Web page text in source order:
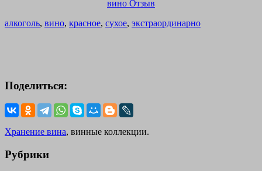
алкоголь, вино, красное, сухое, экстраординарно
Поделиться:
Хранение вина, винные коллекции.
Рубрики